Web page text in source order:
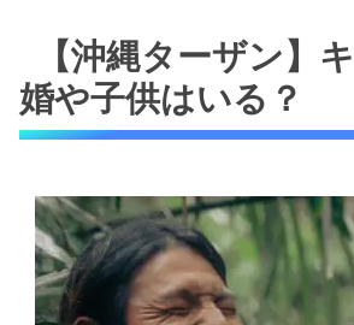
【沖縄ターザン】
婚や子供はいる？